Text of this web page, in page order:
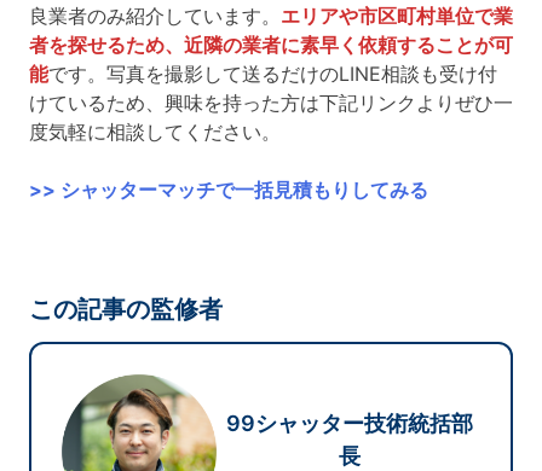
良業者のみ紹介しています。 エリアや市区町村単位で業
者を探せるため、近隣の業者に素早く依頼することが可
能です。写真を撮影して送るだけのLINE相談も受け付
けているため、興味を持った方は下記リンクよりぜひ一
度気軽に相談してください。
>> シャッターマッチで一括見積もりしてみる
この記事の監修者
99シャッター技術統括部
長